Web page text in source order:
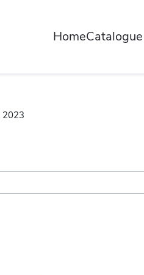
HomeCatalogue
2023